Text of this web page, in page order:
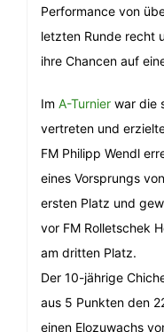
Performance von
letzten Runde recht
ihre Chancen auf
Im A-Turnier war die
vertreten und
FM Philipp Wendl
eines Vorsprungs
ersten Platz und
vor FM Rolletschek
am dritten Platz.
Der 10-jährige
aus 5 Punkten den
einen Elozuwachs